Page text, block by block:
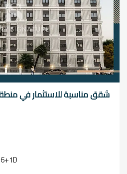
شقق مناسبة للاستثمار في